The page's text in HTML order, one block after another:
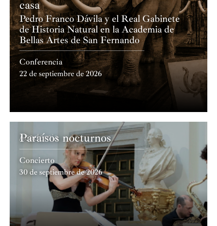
Fundación Sánchez Ruiperez y ha recibido la Medalla
de Oro al Mérito en las Bellas Artes (2011), por su labor
como escritora e investigadora. Es colaboradora
habitual del diarioEl Paísy entre sus últimos libros
destacanEl Prado inadvertido(Anagrama, 2022) o
El
proyecto Picasso
(Cátedra, 2023.)
casa
Pedro Franco Dávila y el Real Gabinete
de Historia Natural en la Academia de
Bellas Artes de San Fernando
Conferencia
22 de septiembre de 2026
Academia
Paraísos nocturnos
Concierto
30 de septiembre de 2026